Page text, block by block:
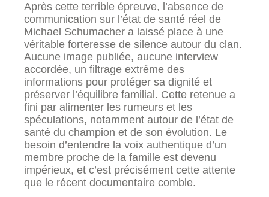
Après cette terrible épreuve, l’absence de
communication sur l’état de santé réel de
Michael Schumacher a laissé place à une
véritable forteresse de silence autour du clan.
Aucune image publiée, aucune interview
accordée, un filtrage extrême des
informations pour protéger sa dignité et
préserver l’équilibre familial. Cette retenue a
fini par alimenter les rumeurs et les
spéculations, notamment autour de l’état de
santé du champion et de son évolution. Le
besoin d’entendre la voix authentique d’un
membre proche de la famille est devenu
impérieux, et c’est précisément cette attente
que le récent documentaire comble.